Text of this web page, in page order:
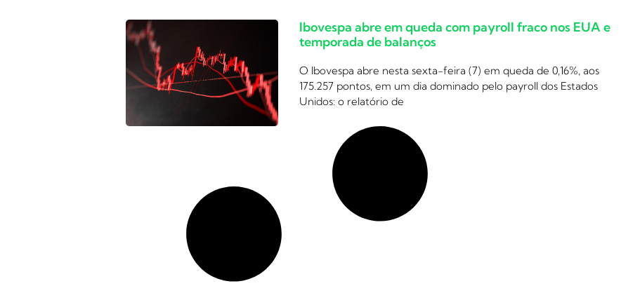
Ibovespa abre em queda com payroll fraco nos EUA e
temporada de balanços
O Ibovespa abre nesta sexta-feira (7) em queda de 0,16%, aos
175.257 pontos, em um dia dominado pelo payroll dos Estados
Unidos: o relatório de